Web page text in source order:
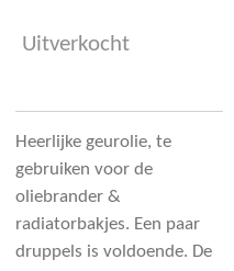
Uitverkocht
Heerlijke geurolie, te
gebruiken voor de
oliebrander &
radiatorbakjes. Een paar
druppels is voldoende. De